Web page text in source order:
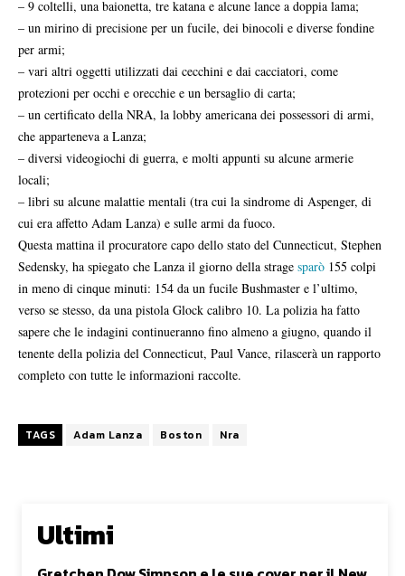
– 9 coltelli, una baionetta, tre katana e alcune lance a doppia lama;
– un mirino di precisione per un fucile, dei binocoli e diverse fondine
per armi;
– vari altri oggetti utilizzati dai cecchini e dai cacciatori, come
protezioni per occhi e orecchie e un bersaglio di carta;
– un certificato della NRA, la lobby americana dei possessori di armi,
che apparteneva a Lanza;
– diversi videogiochi di guerra, e molti appunti su alcune armerie
locali;
– libri su alcune malattie mentali (tra cui la sindrome di Aspenger, di
cui era affetto Adam Lanza) e sulle armi da fuoco.
Questa mattina il procuratore capo dello stato del Cunnecticut, Stephen
Sedensky, ha spiegato che Lanza il giorno della strage sparò 155 colpi
in meno di cinque minuti: 154 da un fucile Bushmaster e l’ultimo,
verso se stesso, da una pistola Glock calibro 10. La polizia ha fatto
sapere che le indagini continueranno fino almeno a giugno, quando il
tenente della polizia del Connecticut, Paul Vance, rilascerà un rapporto
completo con tutte le informazioni raccolte.
TAGS Adam Lanza Boston Nra
Ultimi